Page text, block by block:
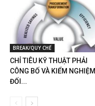
BREAK/QUY CHẾ
CHỈ TIÊU KỸ THUẬT PHẢI
CÔNG BỐ VÀ KIỂM NGHIỆM
ĐỐI...